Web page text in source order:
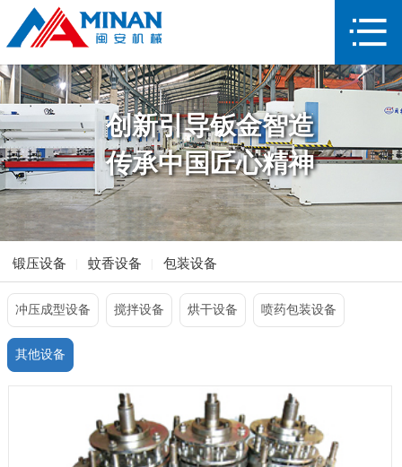
创新引导钣金智造
传承中国匠心精神
锻压设备 蚊香设备 包装设备
冲压成型设备 搅拌设备 烘干设备 喷药包装设备
其他设备